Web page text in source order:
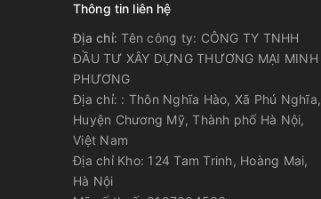
Thông tin liên hệ
Địa chỉ:Tên công ty: CÔNG TY TNHH
ĐẦU TƯ XÂY DỰNG THƯƠNG MẠI MINH
PHƯƠNG
Địa chỉ: : Thôn Nghĩa Hào, Xã Phú Nghĩa,
Huyện Chương Mỹ, Thành phố Hà Nội,
Việt Nam
Địa chỉ Kho: 124 Tam Trinh, Hoàng Mai,
Hà Nội